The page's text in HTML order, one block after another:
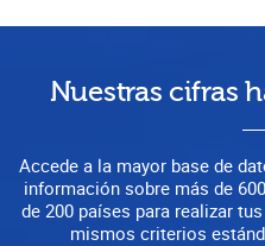
Nuestras cifras
Accede a la mayor base de
información sobre más de
de 200 países para realizar
mismos criterios